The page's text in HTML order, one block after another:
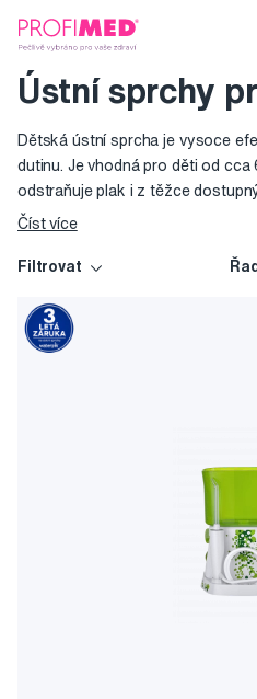
Ústní sprchy
Dětská ústní sprcha je vysoce
dutinu. Je vhodná pro děti od cca
odstraňuje plak i z těžce
bezpečným a šetrným vodním
děti používající rovnátka:
zubní kartáček.
Číst více
Filtrovat